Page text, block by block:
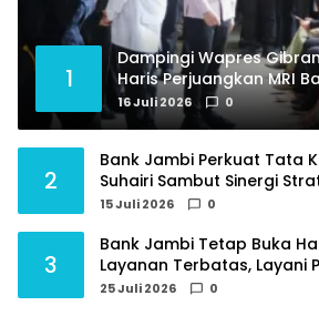
1
Dampingi Wapres
Haris Perjuangkan MRI
Tambahan Dokter
Raden Mattaher
16 Juli 2026 0
2
Bank Jambi Perkuat Tata
Suhairi Sambut Sinergi
Jambi
15 Juli 2026 0
3
Bank Jambi Tetap Buka
Layanan Terbatas, Layani
ATM dan Perubahan PIN
25 Juli 2026 0